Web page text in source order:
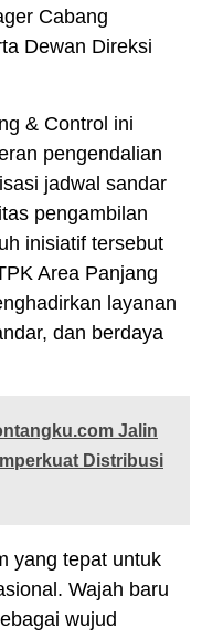
Cabang
Dewan Direksi
& Control ini
pengendalian
jadwal sandar
pengambilan
inisiatif tersebut
Area Panjang
layanan
dan berdaya
Jalin
Distribusi
yang tepat untuk
Wajah baru
wujud